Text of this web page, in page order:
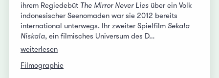
ihrem Regiedebüt The Mirror Never Lies über ein Volk
indonesischer Seenomaden war sie 2012 bereits
international unterwegs. Ihr zweiter Spielfilm Sekala
Niskala, ein filmisches Universum des D…
weiterlesen
Filmographie